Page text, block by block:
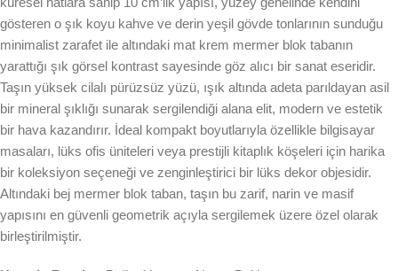
gösteren o şık koyu kahve ve derin yeşil gövde tonlarının sunduğu
minimalist zarafet ile altındaki mat krem mermer blok tabanın
yarattığı şık görsel kontrast sayesinde göz alıcı bir sanat eseridir.
Taşın yüksek cilalı pürüzsüz yüzü, ışık altında adeta parıldayan asil
bir mineral şıklığı sunarak sergilendiği alana elit, modern ve estetik
bir hava kazandırır. İdeal kompakt boyutlarıyla özellikle bilgisayar
masaları, lüks ofis üniteleri veya prestijli kitaplık köşeleri için harika
bir koleksiyon seçeneği ve zenginleştirici bir lüks dekor objesidir.
Altındaki bej mermer blok taban, taşın bu zarif, narin ve masif
yapısını en güvenli geometrik açıyla sergilemek üzere özel olarak
birleştirilmiştir.